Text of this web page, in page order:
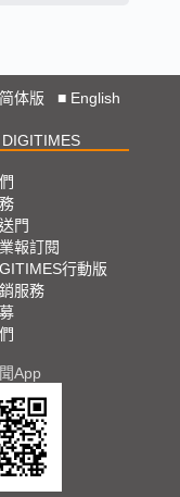
体版 ■ English
DIGITIMES
門
報訂閱
行動版
服務
App